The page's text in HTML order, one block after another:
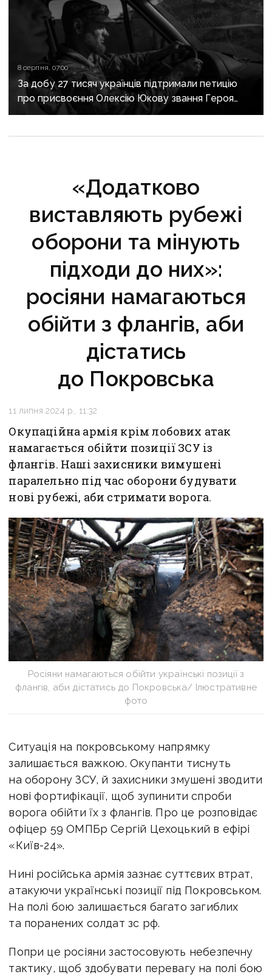
8 серпня, 07:00
За добу 27 тисяч українців підтримали петицію
про присвоєння Олексію Юкову звання Героя
України посмертно
«Додатково
виставляють рубежі
оборони та мінують
підходи до них»:
росіяни намагаються
обійти з флангів, аби
дістатись
до Покровська
11 липня 2024 р., 11:32
Окупаційна армія крім лобових атак
намагається обійти позиції ЗСУ із
флангів. Наші захисники вимушені
паралельно під час оборони будувати
нові рубежі, аби стримати ворога.
Росіяни намагаються обійти українські позиції з
флангів, аби дістатись до Покровська/ Ілюстративне
фото
Ситуація на покровському напрямку
залишається важкою. Окупанти тиснуть
на оборону ЗСУ, й захисники змушені зводити
нові фортифікації, щоб зупинити спроби
ворога обійти їх з флангів. Про це розповідає
офіцер 59 ОМПБр Сергій Цехоцький в ефірі
«Київ-24».
Нині російська армія зазнає суттєвих втрат,
атакуючи українські позиції під Покровськом.
На полі бою залишається багато загиблих
та поранених солдат зс рф.
Попри це росіяни застосовують небезпечну
тактику, щоб здобувати перевагу на полі бою